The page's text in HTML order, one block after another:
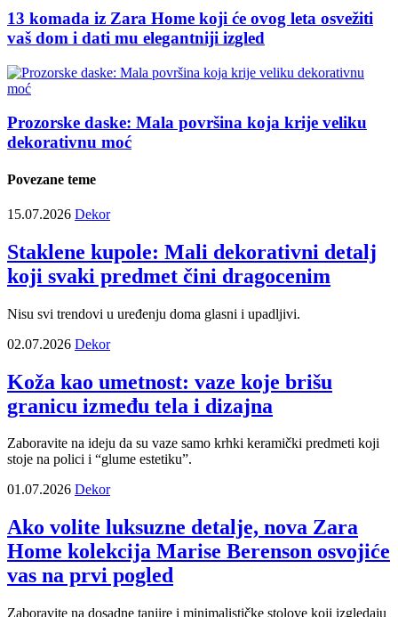
13 komada iz Zara Home koji će ovog leta osvežiti
vaš dom i dati mu elegantniji izgled
Prozorske daske: Mala površina koja krije veliku
dekorativnu moć
Povezane teme
15.07.2026 Dekor
Staklene kupole: Mali dekorativni detalj
koji svaki predmet čini dragocenim
Nisu svi trendovi u uređenju doma glasni i upadljivi.
02.07.2026 Dekor
Koža kao umetnost: vaze koje brišu
granicu između tela i dizajna
Zaboravite na ideju da su vaze samo krhki keramički predmeti koji
stoje na polici i “glume estetiku”.
01.07.2026 Dekor
Ako volite luksuzne detalje, nova Zara
Home kolekcija Marise Berenson osvojiće
vas na prvi pogled
Zaboravite na dosadne tanjire i minimalističke stolove koji izgledaju